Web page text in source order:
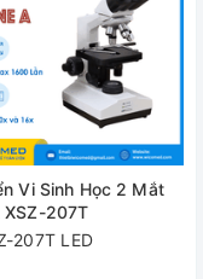
Vi Sinh Học 2 Mắt
XSZ-207T
207T LED